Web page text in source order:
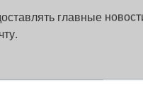
главные